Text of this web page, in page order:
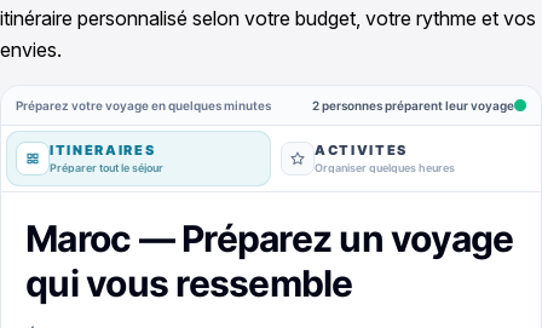
itinéraire personnalisé selon votre budget, votre rythme et vos
envies.